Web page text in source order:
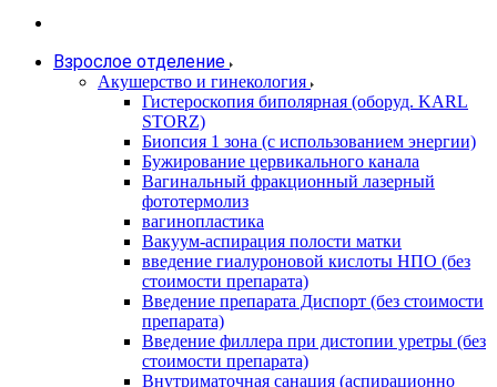
Взрослое отделение
Акушерство и гинекология
Гистероскопия биполярная (оборуд. KARL
STORZ)
Биопсия 1 зона (с использованием энергии)
Бужирование цервикального канала
Вагинальный фракционный лазерный
фототермолиз
вагинопластика
Вакуум-аспирация полости матки
введение гиалуроновой кислоты НПО (без
стоимости препарата)
Введение препарата Диспорт (без стоимости
препарата)
Введение филлера при дистопии уретры (без
стоимости препарата)
Внутриматочная санация (аспирационно